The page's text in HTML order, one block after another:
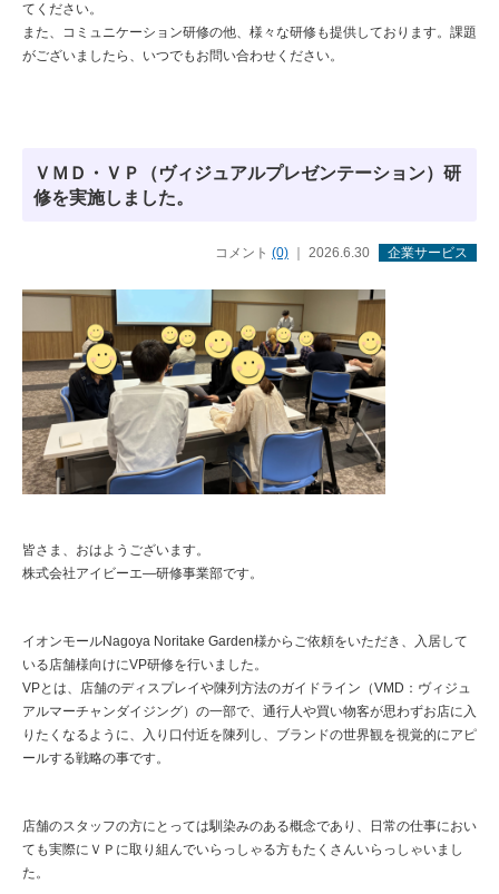
てください。
また、コミュニケーション研修の他、様々な研修も提供しております。課題
がございましたら、いつでもお問い合わせください。
ＶＭＤ・ＶＰ（ヴィジュアルプレゼンテーション）研
修を実施しました。
コメント (0) ｜ 2026.6.30 企業サービス
皆さま、おはようございます。
株式会社アイビーエ―研修事業部です。
イオンモールNagoya Noritake Garden様からご依頼をいただき、入居して
いる店舗様向けにVP研修を行いました。
VPとは、店舗のディスプレイや陳列方法のガイドライン（VMD：ヴィジュ
アルマーチャンダイジング）の一部で、通行人や買い物客が思わずお店に入
りたくなるように、入り口付近を陳列し、ブランドの世界観を視覚的にアピ
ールする戦略の事です。
店舗のスタッフの方にとっては馴染みのある概念であり、日常の仕事におい
ても実際にＶＰに取り組んでいらっしゃる方もたくさんいらっしゃいまし
た。